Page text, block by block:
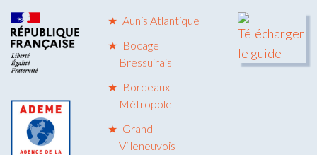
Aunis Atlantique
Bocage
Bressuirais
Bordeaux
Métropole
Grand
Villeneuvois